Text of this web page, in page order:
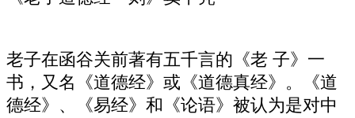
老子在函谷关前著有五千言的《老 子》一
书，又名《道德经》或《道德真经》。《道
德经》、《易经》和《论语》被认为是对中